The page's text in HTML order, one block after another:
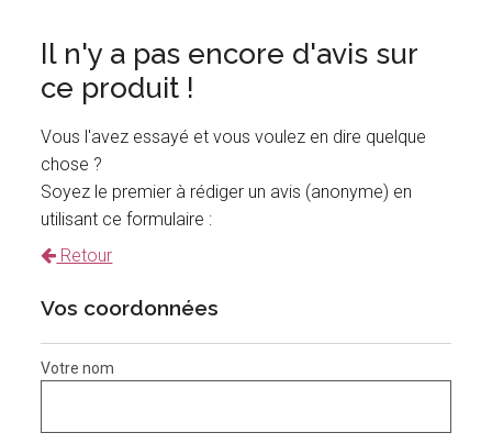
Il n'y a pas encore d'avis sur
ce produit !
Vous l'avez essayé et vous voulez en dire quelque
chose ?
Soyez le premier à rédiger un avis (anonyme) en
utilisant ce formulaire :
Retour
Vos coordonnées
Votre nom